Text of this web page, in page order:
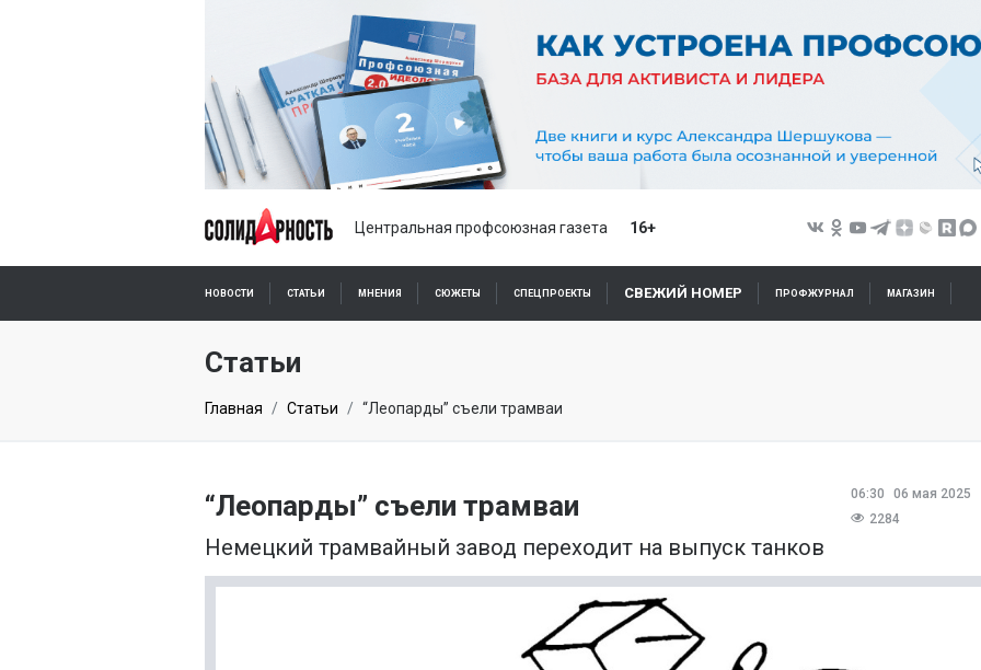
Центральная профсоюзная газета 16+
НОВОСТИ СТАТЬИ МНЕНИЯ СЮЖЕТЫ СПЕЦПРОЕКТЫ СВЕЖИЙ НОМЕР ПРОФЖУРНАЛ МАГАЗИН
Статьи
Главная Статьи “Леопарды” съели трамваи
06:30
06 мая 2025
2284
“Леопарды” съели трамваи
Немецкий трамвайный завод переходит на выпуск танков